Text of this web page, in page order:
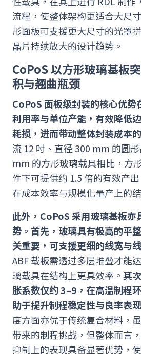
流程，使整体架构更适合大尺
形面板可支援更大尺寸的光罩
晶片持续放大的设计趋势。
CoPoS 以方形玻璃基板
积与翘曲瓶颈
CoPoS 面板级封装的核心优势
利用率与单位产能，有效降低
耗损，进而带动整体封装成本
流 12 吋、直径 300 mm 的圆
mm 的方形玻璃载具相比，方
件下可提供约 1.5 倍的有效产
在成本效率与规模化量产上的
此外，CoPoS 采用玻璃基板亦
势。首先，玻璃具有极高的平
关重要，可支援更细的线宽与
ABF 载板需透过多层堆叠才能
璃载具在结构上更具效率。 其
胀系数仅约 3–9，在高温制程
助于提升制程稳定性与良率表
度方面亦优于传统复合材料，
带来的制程挑战，但整体而言
抑制上的表现具备显著优势，